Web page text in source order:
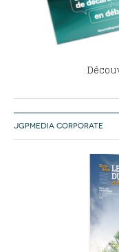
JGPMEDIA CORPORATE